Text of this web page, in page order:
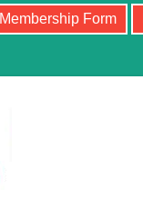
Membership Form